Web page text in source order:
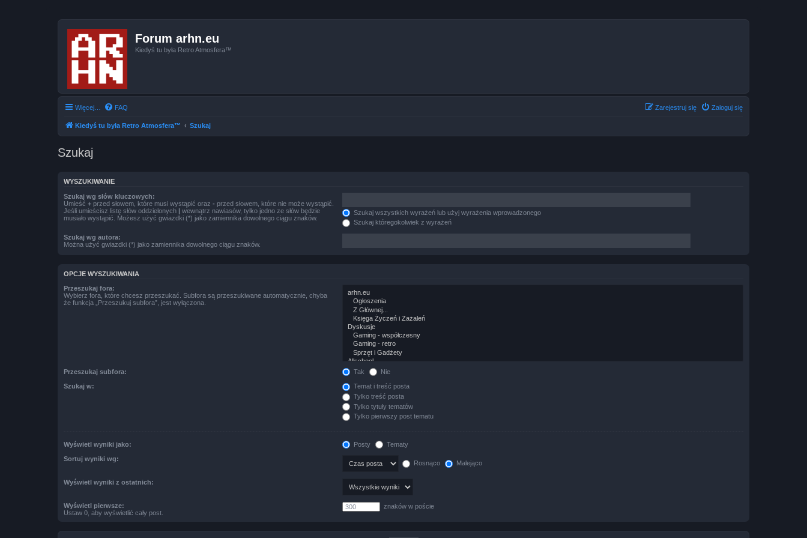
Forum arhn.eu
Kiedyś tu była Retro Atmosfera™
Więcej… FAQ Zaloguj się
Zarejestruj się
Kiedyś tu była Retro Atmosfera™ Szukaj
Szukaj
WYSZUKIWANIE
Szukaj wg słów kluczowych:
Umieść + przed słowem, które musi wystąpić oraz - przed słowem, które nie może wystąpić.
Jeśli umieścisz listę słów oddzielonych | wewnątrz nawiasów, tylko jedno ze słów będzie
musiało wystąpić. Możesz użyć gwiazdki (*) jako zamiennika dowolnego ciągu znaków.
Szukaj wszystkich wyrażeń lub użyj wyrażenia wprowadzonego
Szukaj któregokolwiek z wyrażeń
Szukaj wg autora:
Można użyć gwiazdki (*) jako zamiennika dowolnego ciągu znaków.
OPCJE WYSZUKIWANIA
Przeszukaj fora:
Wybierz fora, które chcesz przeszukać. Subfora są przeszukiwane automatycznie, chyba
że funkcja „Przeszukuj subfora”, jest wyłączona.
Przeszukaj subfora: Tak Nie
Szukaj w:
Temat i treść posta
Tylko treść posta
Tylko tytuły tematów
Tylko pierwszy post tematu
Wyświetl wyniki jako: Posty Tematy
Sortuj wyniki wg:
Rosnąco Malejąco
Wyświetl wyniki z ostatnich:
Wyświetl pierwsze:
Ustaw 0, aby wyświetlić cały post.
znaków w poście